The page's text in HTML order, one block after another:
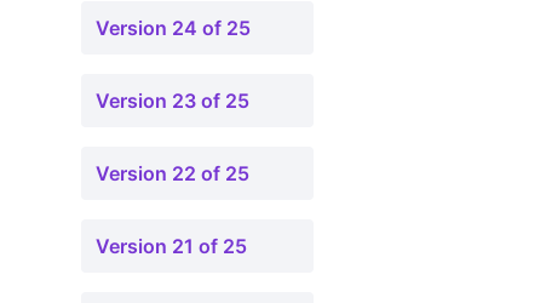
Version 24 of 25
Version 23 of 25
Version 22 of 25
Version 21 of 25